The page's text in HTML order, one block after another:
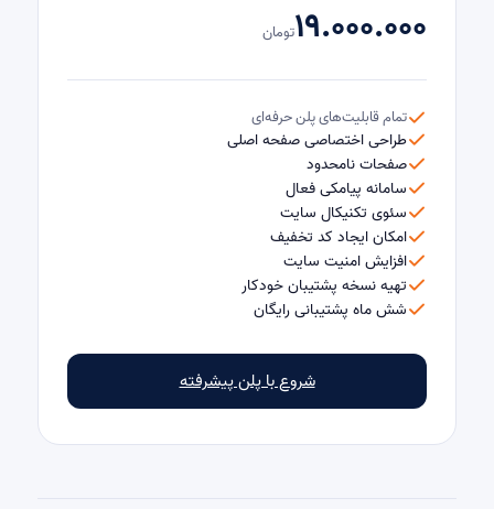
۱۹.۰۰۰.۰۰۰تومان
تمام قابلیت‌های پلن حرفه‌ای
طراحی اختصاصی صفحه اصلی
صفحات نامحدود
سامانه پیامکی فعال
سئوی تکنیکال سایت
امکان ایجاد کد تخفیف
افزایش امنیت سایت
تهیه نسخه پشتیبان خودکار
شش ماه پشتیبانی رایگان
شروع با پلن پیشرفته